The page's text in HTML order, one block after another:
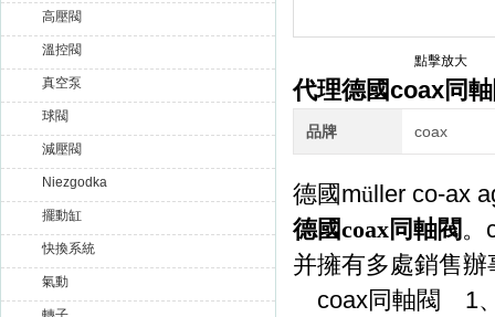
高壓閥
溫控閥
真空泵
球閥
減壓閥
Niezgodka
擺動缸
快換系統
氣動
點擊放大
代理德國coax同
品牌 coax
德國 müller co-ax
德國coax同軸閥。
并擁有多處銷售辦
coax同軸閥 1